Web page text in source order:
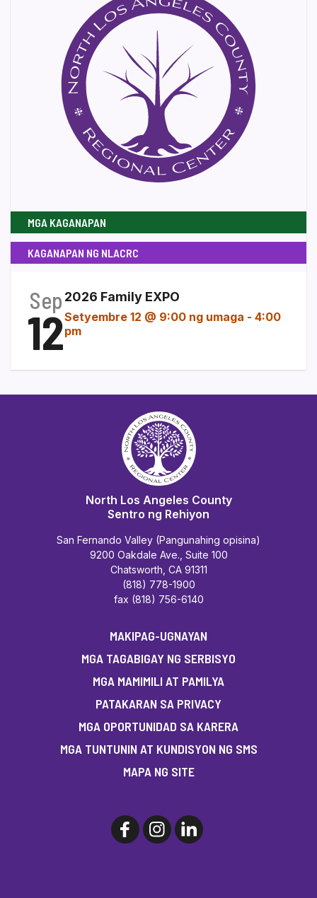
MGA KAGANAPAN
KAGANAPAN NG NLACRC
Sep
12
2026 Family EXPO
Setyembre 12 @ 9:00 ng umaga - 4:00
pm
North Los Angeles County
Sentro ng Rehiyon
San Fernando Valley (Pangunahing opisina)
9200 Oakdale Ave., Suite 100
Chatsworth, CA 91311
(818) 778-1900
fax (818) 756-6140
MAKIPAG-UGNAYAN
MGA TAGABIGAY NG SERBISYO
MGA MAMIMILI AT PAMILYA
PATAKARAN SA PRIVACY
MGA OPORTUNIDAD SA KARERA
MGA TUNTUNIN AT KUNDISYON NG SMS
MAPA NG SITE